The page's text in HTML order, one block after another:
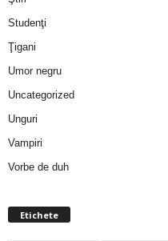
Studenţi
Ţigani
Umor negru
Uncategorized
Unguri
Vampiri
Vorbe de duh
Etichete